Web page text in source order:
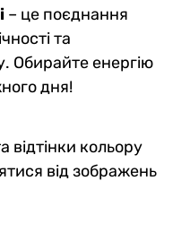
– це поєднання
та
Обирайте енергію
дня!
відтінки кольору
від зображень